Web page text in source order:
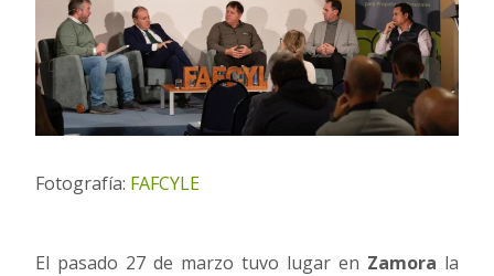
Fotografía: FAFCYLE
El pasado 27 de marzo tuvo lugar en Zamora la